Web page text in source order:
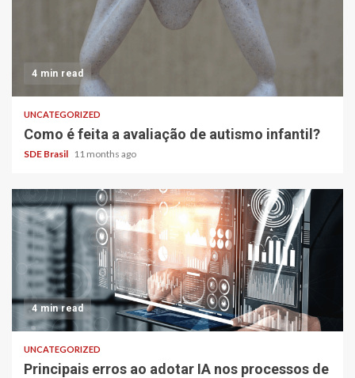
4 min read
UNCATEGORIZED
Como é feita a avaliação de autismo infantil?
SDE Brasil 11 months ago
4 min read
UNCATEGORIZED
Principais erros ao adotar IA nos processos de